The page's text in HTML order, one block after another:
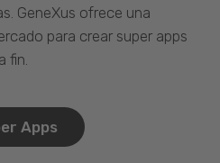
GeneXus ofrece una
para crear super apps
fin.
Apps